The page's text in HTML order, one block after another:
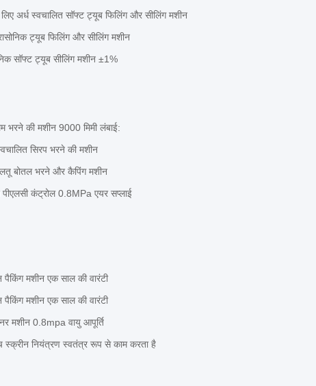
अर्ध स्वचालित सॉफ्ट ट्यूब फिलिंग और सीलिंग मशीन
ट्यूब फिलिंग और सीलिंग मशीन
सॉफ्ट ट्यूब सीलिंग मशीन ±1%
भरने की मशीन 9000 मिमी लंबाई:
सिरप भरने की मशीन
बोतल भरने और कैपिंग मशीन
कंट्रोल 0.8MPa एयर सप्लाई
पैकिंग मशीन एक साल की वारंटी
पैकिंग मशीन एक साल की वारंटी
मशीन 0.8mpa वायु आपूर्ति
स्क्रीन नियंत्रण स्वतंत्र रूप से काम करता है